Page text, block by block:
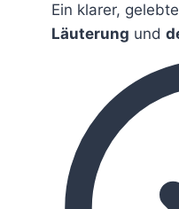
Ein klarer,
Läuterung und